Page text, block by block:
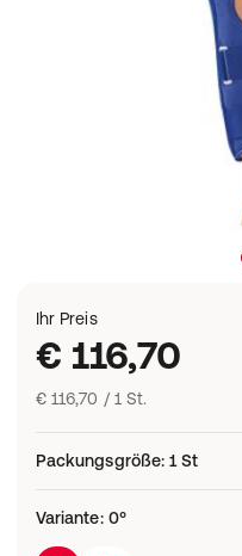
Ihr Preis
€ 116,70
€ 116,70 / 1 St.
Packungsgröße:1 St
Variante: 0°